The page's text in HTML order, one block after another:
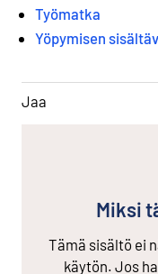
Työmatka
Yöpymisen
Jaa
Miksi
Tämä sisältö ei
käytön. Jos